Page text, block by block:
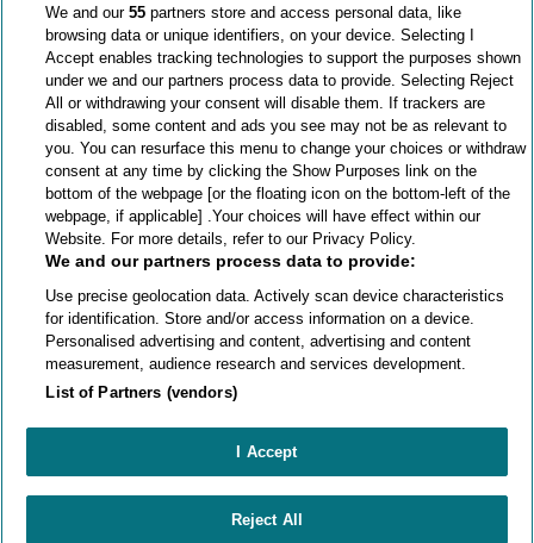
que"Connosco, a vida é mais fácil"
Por ser uma empresa familiar, ao
invés de ser suportada por bancários
e acionistas, podemos funcionar à
nossa maneira, sempre fiéis aos
nossos clientes, sempre cumprindo o
que prometemos.
1.000.000
elevadores
We and our55 partners store and access personal data, like
browsing data or unique identifiers, on your device. Selecting I
Accept enables tracking technologies to support the purposes shown
under we and our partners process data to provide. Selecting Reject
All or withdrawing your consent will disable them. If trackers are
disabled, some content and ads you see may not be as relevant to
you. You can resurface this menu to change your choices or withdraw
consent at any time by clicking the Show Purposes link on the
bottom of the webpage [or the floating icon on the bottom-left of the
webpage, if applicable] .Your choices will have effect within our
Website. For more details, refer to our Privacy Policy.
We and our partners process data to provide:
Use precise geolocation data. Actively scan device characteristics
for identification. Store and/or access information on a device.
Personalised advertising and content, advertising and content
measurement, audience research and services development.
List of Partners (vendors)
I Accept
Reject All